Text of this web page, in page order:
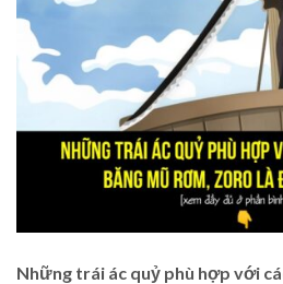
Những trái ác quỷ phù hợp với